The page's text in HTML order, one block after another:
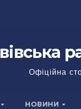
Офіційна
НОВИНИ